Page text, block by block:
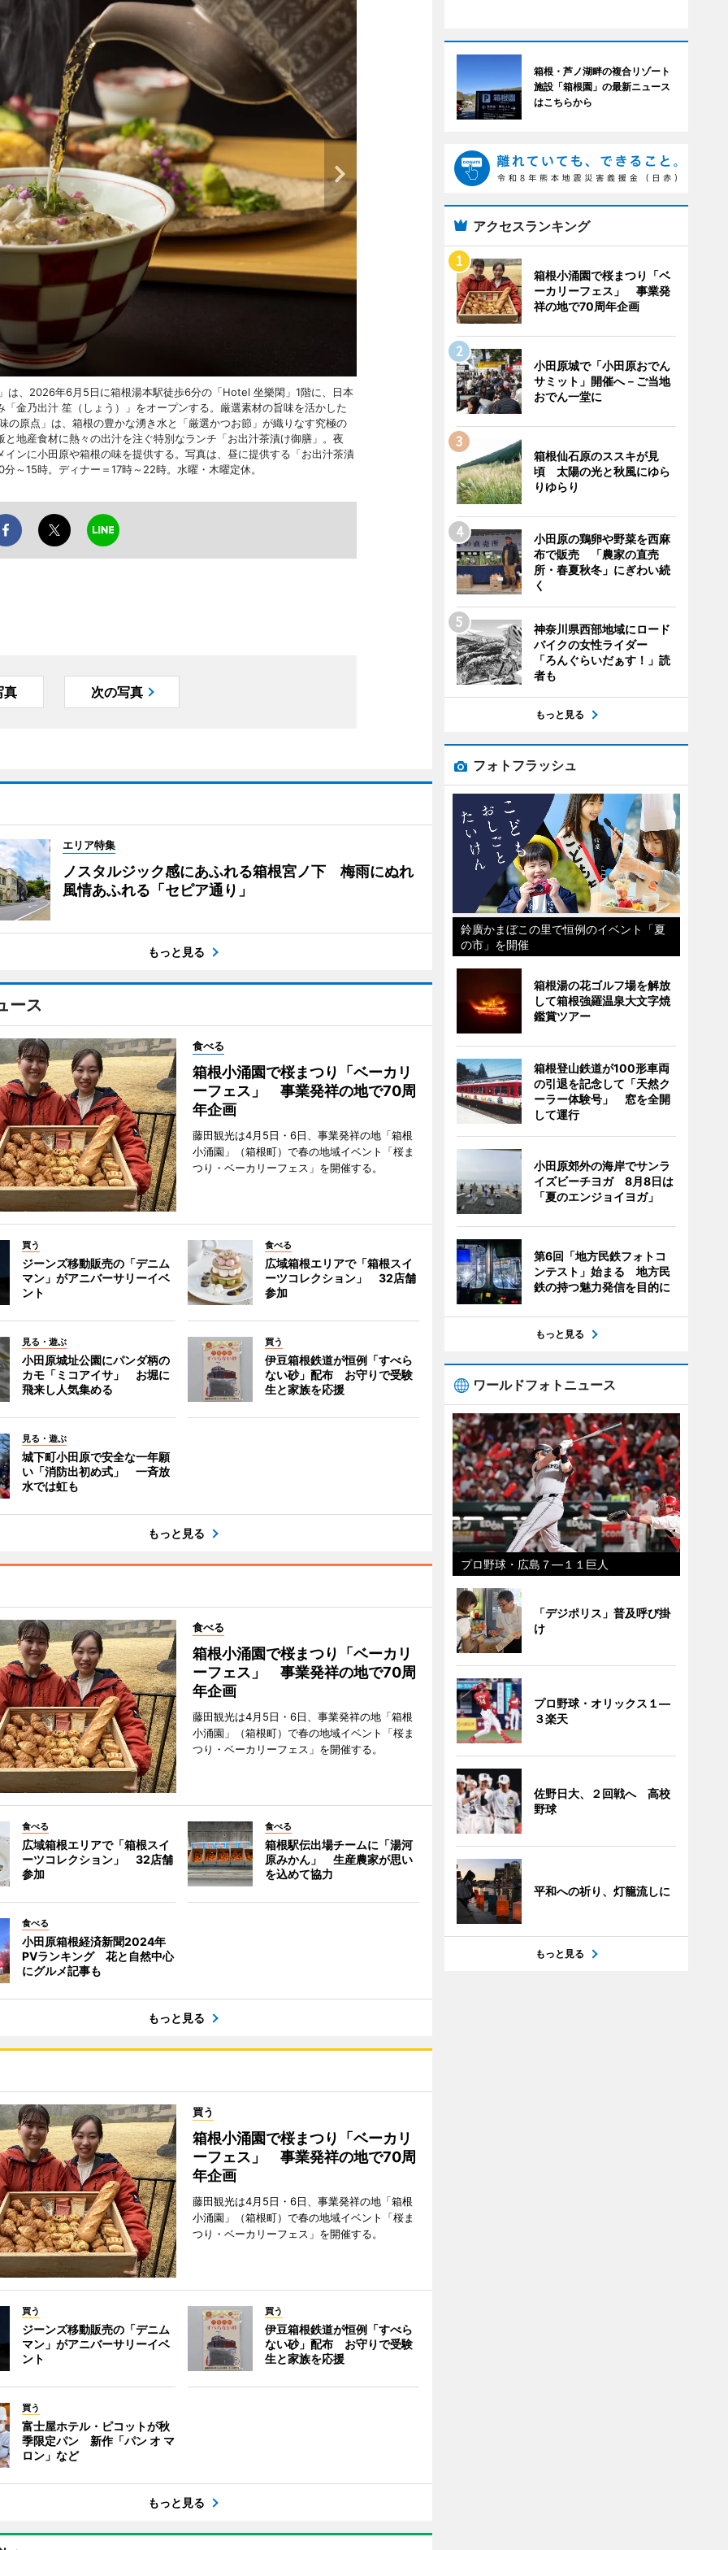
は、2026年6月5日に箱根湯本駅徒歩6分の「Hotel 坐樂閑」1階に、日本
金乃出汁 笙（しょう）」をオープンする。厳選素材の旨味を活かした
の原点」は、箱根の豊かな湧き水と「厳選かつお節」が織りなす究極の
地産食材に熱々の出汁を注ぐ特別なランチ「お出汁茶漬け御膳」。夜
ンに小田原や箱根の味を提供する。写真は、昼に提供する「お出汁茶漬
～15時。ディナー＝17時～22時。水曜・木曜定休。
真 次の写真
エリア特集
ノスタルジック感にあふれる箱根宮ノ下 梅雨にぬれ
風情あふれる「セピア通り」
もっと見る
ース
食べる
箱根小涌園で桜まつり「ベーカリ
ーフェス」 事業発祥の地で70周
年企画
藤田観光は4月5日・6日、事業発祥の地「箱根
小涌園」（箱根町）で春の地域イベント「桜ま
つり・ベーカリーフェス」を開催する。
買う
ジーンズ移動販売の「デニム
マン」がアニバーサリーイベ
ント
食べる
広域箱根エリアで「箱根スイ
ーツコレクション」 32店舗
参加
見る・遊ぶ
小田原城址公園にパンダ柄の
カモ「ミコアイサ」 お堀に
飛来し人気集める
買う
伊豆箱根鉄道が恒例「すべら
ない砂」配布 お守りで受験
生と家族を応援
見る・遊ぶ
城下町小田原で安全な一年願
い「消防出初め式」 一斉放
水では虹も
もっと見る
食べる
箱根小涌園で桜まつり「ベーカリ
ーフェス」 事業発祥の地で70周
年企画
藤田観光は4月5日・6日、事業発祥の地「箱根
小涌園」（箱根町）で春の地域イベント「桜ま
つり・ベーカリーフェス」を開催する。
食べる
広域箱根エリアで「箱根スイ
ーツコレクション」 32店舗
参加
食べる
箱根駅伝出場チームに「湯河
原みかん」 生産農家が思い
を込めて協力
食べる
小田原箱根経済新聞2024年
PVランキング 花と自然中心
にグルメ記事も
もっと見る
買う
箱根小涌園で桜まつり「ベーカリ
ーフェス」 事業発祥の地で70周
年企画
藤田観光は4月5日・6日、事業発祥の地「箱根
小涌園」（箱根町）で春の地域イベント「桜ま
つり・ベーカリーフェス」を開催する。
買う
ジーンズ移動販売の「デニム
マン」がアニバーサリーイベ
ント
買う
伊豆箱根鉄道が恒例「すべら
ない砂」配布 お守りで受験
生と家族を応援
買う
富士屋ホテル・ピコットが秋
季限定パン 新作「パン オ マ
ロン」など
もっと見る
箱根・芦ノ湖畔の複合リゾート
施設「箱根園」の最新ニュース
はこちらから
アクセスランキング
箱根小涌園で桜まつり「ベ
ーカリーフェス」 事業発
祥の地で70周年企画
小田原城で「小田原おでん
サミット」開催へ－ご当地
おでん一堂に
箱根仙石原のススキが見
頃 太陽の光と秋風にゆら
りゆらり
小田原の鶏卵や野菜を西麻
布で販売 「農家の直売
所・春夏秋冬」にぎわい続
く
神奈川県西部地域にロード
バイクの女性ライダー
「ろんぐらいだぁす！」読
者も
もっと見る
フォトフラッシュ
鈴廣かまぼこの里で恒例のイベント「夏
の市」を開催
箱根湯の花ゴルフ場を解放
して箱根強羅温泉大文字焼
鑑賞ツアー
箱根登山鉄道が100形車両
の引退を記念して「天然ク
ーラー体験号」 窓を全開
して運行
小田原郊外の海岸でサンラ
イズビーチヨガ 8月8日は
「夏のエンジョイヨガ」
第6回「地方民鉄フォトコ
ンテスト」始まる 地方民
鉄の持つ魅力発信を目的に
もっと見る
ワールドフォトニュース
プロ野球・広島７―１１巨人
「デジポリス」普及呼び掛
け
プロ野球・オリックス１―
３楽天
佐野日大、２回戦へ 高校
野球
平和への祈り、灯籠流しに
もっと見る